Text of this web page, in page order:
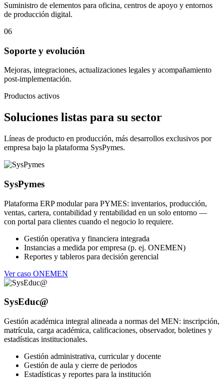
Suministro de elementos para oficina, centros de apoyo y entornos
de producción digital.
06
Soporte y evolución
Mejoras, integraciones, actualizaciones legales y acompañamiento
post-implementación.
Productos activos
Soluciones listas para su sector
Líneas de producto en producción, más desarrollos exclusivos por
empresa bajo la plataforma SysPymes.
SysPymes
Plataforma ERP modular para PYMES: inventarios, producción,
ventas, cartera, contabilidad y rentabilidad en un solo entorno —
con portal para clientes cuando el negocio lo requiere.
Gestión operativa y financiera integrada
Instancias a medida por empresa (p. ej. ONEMEN)
Reportes y tableros para decisión gerencial
Ver caso ONEMEN
SysEduc@
Gestión académica integral alineada a normas del MEN: inscripción,
matrícula, carga académica, calificaciones, observador, boletines y
estadísticas institucionales.
Gestión administrativa, curricular y docente
Gestión de aula y cierre de periodos
Estadísticas y reportes para la institución